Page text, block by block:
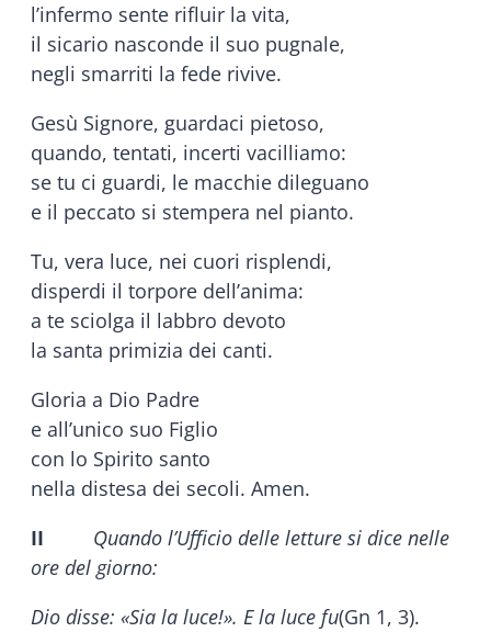
l’infermo sente rifluir la vita,
il sicario nasconde il suo pugnale,
negli smarriti la fede rivive.
Gesù Signore, guardaci pietoso,
quando, tentati, incerti vacilliamo:
se tu ci guardi, le macchie dileguano
e il peccato si stempera nel pianto.
Tu, vera luce, nei cuori risplendi,
disperdi il torpore dell’anima:
a te sciolga il labbro devoto
la santa primizia dei canti.
Gloria a Dio Padre
e all’unico suo Figlio
con lo Spirito santo
nella distesa dei secoli. Amen.
II
Quando l’Ufficio delle letture si dice nelle
ore del giorno:
Dio disse: «Sia la luce!». E la luce fu(Gn 1, 3).